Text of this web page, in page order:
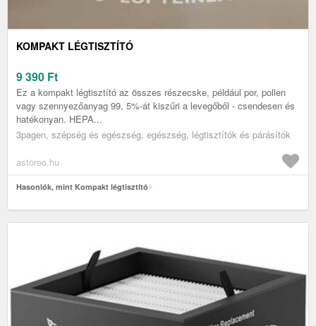
KOMPAKT LÉGTISZTÍTÓ
9 390 Ft
Ez a kompakt légtisztító az összes részecske, például por, pollen
vagy szennyezőanyag 99, 5%-át kiszűri a levegőből - csendesen és
hatékonyan. HEPA...
3pagen, szépség és egészség, egészség, légtisztítók és párásítók
astoreo.hu
Hasonlók, mint Kompakt légtisztító